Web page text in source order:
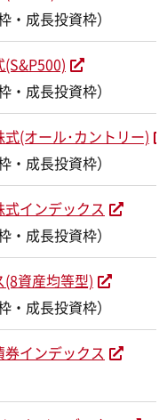
・成長投資枠）
・成長投資枠）
(オール･カントリー)
・成長投資枠）
インデックス
・成長投資枠）
資産均等型)
・成長投資枠）
インデックス